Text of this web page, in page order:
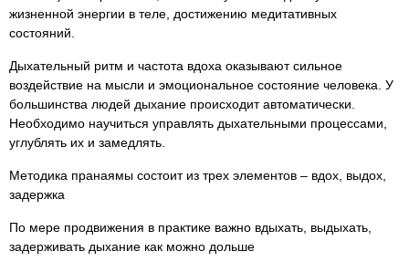
жизненной энергии в теле, достижению медитативных
состояний.
Дыхательный ритм и частота вдоха оказывают сильное
воздействие на мысли и эмоциональное состояние человека. У
большинства людей дыхание происходит автоматически.
Необходимо научиться управлять дыхательными процессами,
углублять их и замедлять.
Методика пранаямы состоит из трех элементов – вдох, выдох,
задержка
По мере продвижения в практике важно вдыхать, выдыхать,
задерживать дыхание как можно дольше